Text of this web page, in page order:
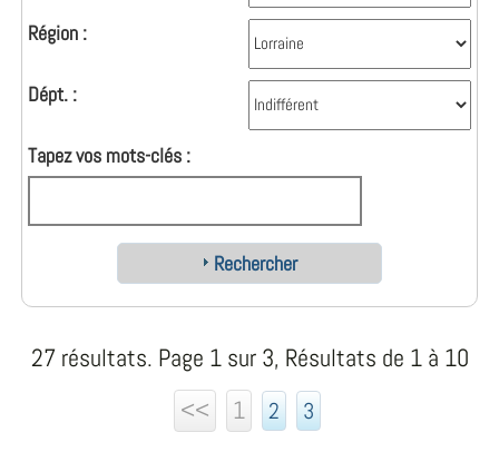
Région :
Dépt. :
Tapez vos mots-clés :
Rechercher
27 résultats. Page 1 sur 3, Résultats de 1 à 10
<<
1 2 3